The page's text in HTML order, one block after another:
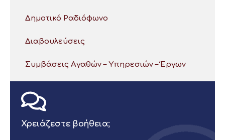
Δημοτικό Ραδιόφωνο
Διαβουλεύσεις
Συμβάσεις Αγαθών – Υπηρεσιών – Έργων
Χρειάζεστε βοήθεια;